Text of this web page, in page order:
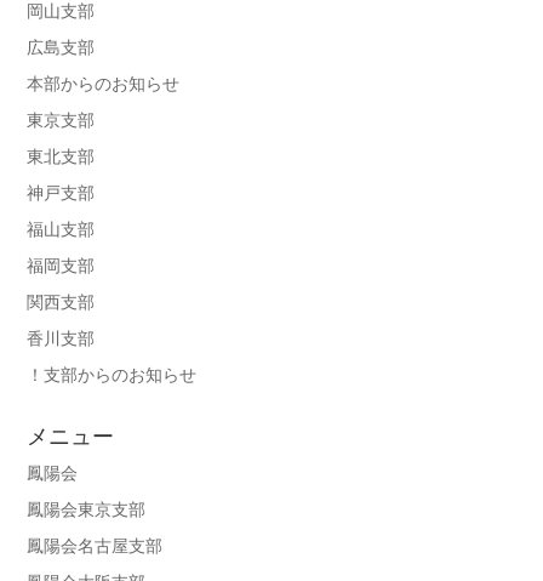
岡山支部
広島支部
本部からのお知らせ
東京支部
東北支部
神戸支部
福山支部
福岡支部
関西支部
香川支部
！支部からのお知らせ
メニュー
鳳陽会
鳳陽会東京支部
鳳陽会名古屋支部